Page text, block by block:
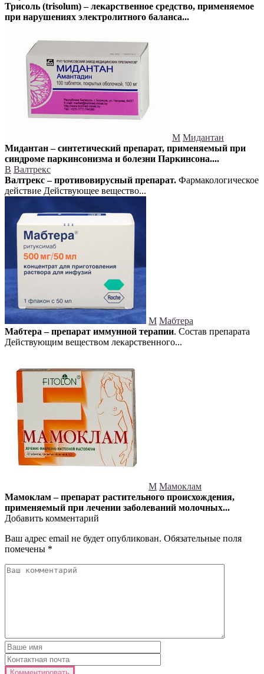
Трисоль (trisolum) – лекарственное средство, применяемое
при нарушениях электролитного баланса...
М Мидантан
Мидантан – синтетический препарат, применяемый при
синдроме паркинсонизма и болезни Паркинсона....
В Валтрекс
Валтрекс – противовирусный препарат. Фармакологическое
действие Действующее вещество...
М Мабтера
Мабтера – препарат иммунной терапии. Состав препарата
Действующим веществом лекарственного...
М Мамоклам
Мамоклам – препарат растительного происхождения,
применяемый при лечении заболеваний молочных...
Добавить комментарий
Ваш адрес email не будет опубликован. Обязательные поля
помечены *